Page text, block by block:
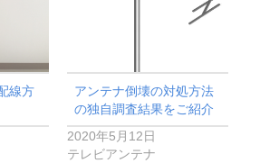
線方
アンテナ倒壊の対処方法
の独自調査結果をご紹介
2020年5月12日
テレビアンテナ